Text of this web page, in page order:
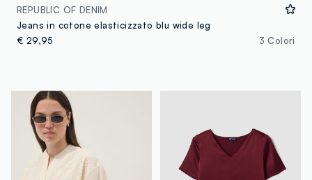
REPUBLIC OF DENIM
Jeans in cotone elasticizzato blu wide leg
€ 29,95
3 Colori